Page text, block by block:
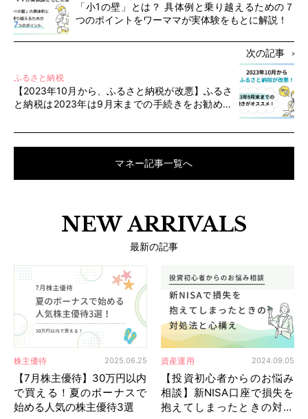
「小1の壁」とは？ 具体例と乗り越えるための７
つのポイントをワーママが実体験をもとに解説！
次の記事
ふるさと納税
【2023年10月から、ふるさと納税が改悪】ふるさ
と納税は2023年は9月末までの手続きをお勧めし
マネー記事一覧へ
NEW ARRIVALS
最新の記事
株主優待 2025.06.25
【7月株主優待】30万円以内
で買える！夏のボーナスで
始める人気の株主優待3選
資産運用 2024.09.05
【投資初心者からのお悩み
相談】新NISA口座で損失を
抱えてしまったときの対処